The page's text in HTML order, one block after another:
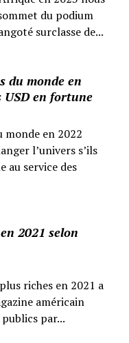
du podium
surclasse de...
du monde en
en fortune
monde en 2022
l’univers s’ils
au service des
2021 selon
riches en 2021 a
américain
par...